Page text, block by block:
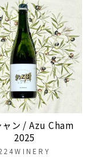
ャン / Azu Cham
2025